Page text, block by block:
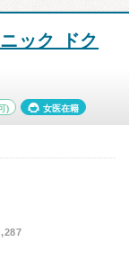
ック ドク
) 女医在籍